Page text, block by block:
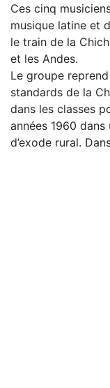
Ces cinq
musique latine et
le train de la
et les Andes.
Le groupe
standards de la
dans les classes
années 1960
d’exode rural.